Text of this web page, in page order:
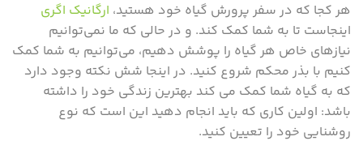
هر کجا که در سفر پرورش گیاه خود هستید، ارگانیک اگری
اینجاست تا به شما کمک کند. و در حالی که ما نمی‌توانیم
نیازهای خاص هر گیاه را پوشش دهیم، می‌توانیم به شما کمک
کنیم با بذر محکم شروع کنید. در اینجا شش نکته وجود دارد
که به گیاه شما کمک می کند بهترین زندگی خود را داشته
باشد: اولین کاری که باید انجام دهید این است که نوع
روشنایی خود را تعیین کنید.